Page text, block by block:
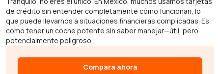
de crédito sin entender completamente cómo funcionan, lo
que puede llevarnos a situaciones financieras complicadas. Es
como tener un coche potente sin saber manejar—útil, pero
potencialmente peligroso.
Compara ahora